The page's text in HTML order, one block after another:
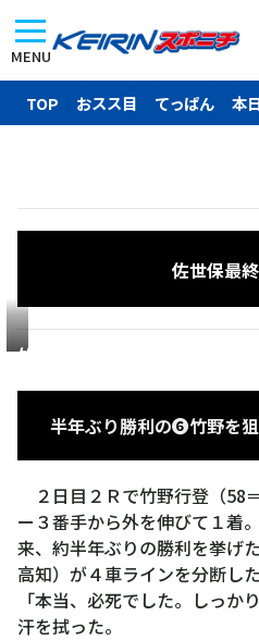
MENU
TOP おスス目 てっぱん 本
佐世保最
竹
半年ぶり勝利の❻竹野を
２日目２Ｒで竹野行登（58
ー３番手から外を伸びて１着
来、約半年ぶりの勝利を挙げ
高知）が４車ラインを分断し
「本当、必死でした。しっか
汗を拭った。